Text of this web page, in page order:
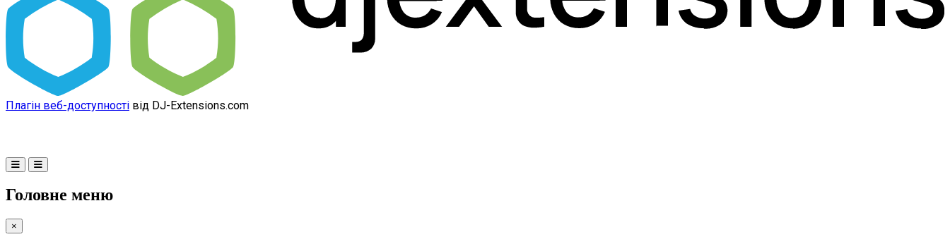
Плагін веб-доступності від DJ-Extensions.com
Головне меню
×